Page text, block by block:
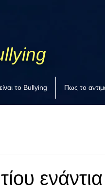
το Bullying Πως το